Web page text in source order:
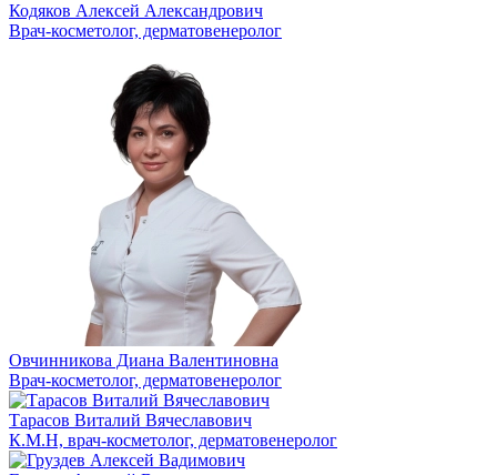
Кодяков Алексей Александрович
Врач-косметолог, дерматовенеролог
Овчинникова Диана Валентиновна
Врач-косметолог, дерматовенеролог
Тарасов Виталий Вячеславович
К.М.Н, врач-косметолог, дерматовенеролог